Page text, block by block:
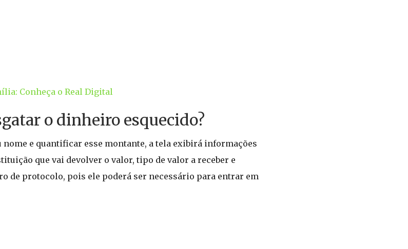
Conheça o Real Digital
o dinheiro esquecido?
e quantificar esse montante, a tela exibirá informações
que vai devolver o valor, tipo de valor a receber e
de protocolo, pois ele poderá ser necessário para entrar em